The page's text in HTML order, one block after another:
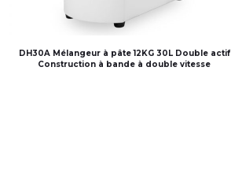
DH30A Mélangeur à pâte 12KG 30L Double actif
Construction à bande à double vitesse